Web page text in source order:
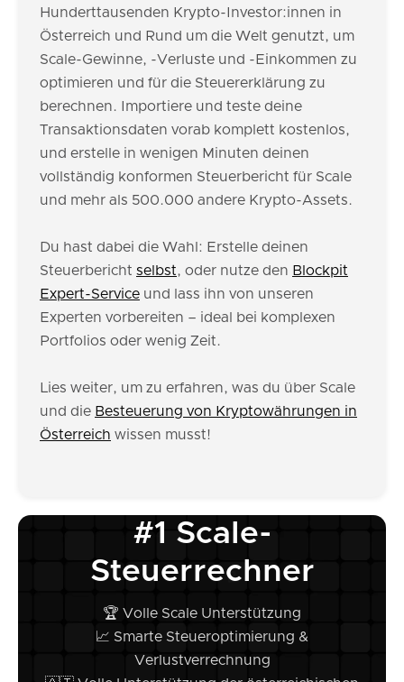
Hunderttausenden Krypto-Investor:innen in
Österreich und Rund um die Welt genutzt, um
Scale-Gewinne, -Verluste und -Einkommen zu
optimieren und für die Steuererklärung zu
berechnen. Importiere und teste deine
Transaktionsdaten vorab komplett kostenlos,
und erstelle in wenigen Minuten deinen
vollständig konformen Steuerbericht für Scale
und mehr als 500.000 andere Krypto-Assets.
Du hast dabei die Wahl: Erstelle deinen
Steuerbericht selbst, oder nutze den Blockpit
Expert-Service und lass ihn von unseren
Experten vorbereiten – ideal bei komplexen
Portfolios oder wenig Zeit.
Lies weiter, um zu erfahren, was du über Scale
und die Besteuerung von Kryptowährungen in
Österreich wissen musst!
#1 Scale-
Steuerrechner
🏆 Volle Scale Unterstützung
📈 Smarte Steueroptimierung &
Verlustverrechnung